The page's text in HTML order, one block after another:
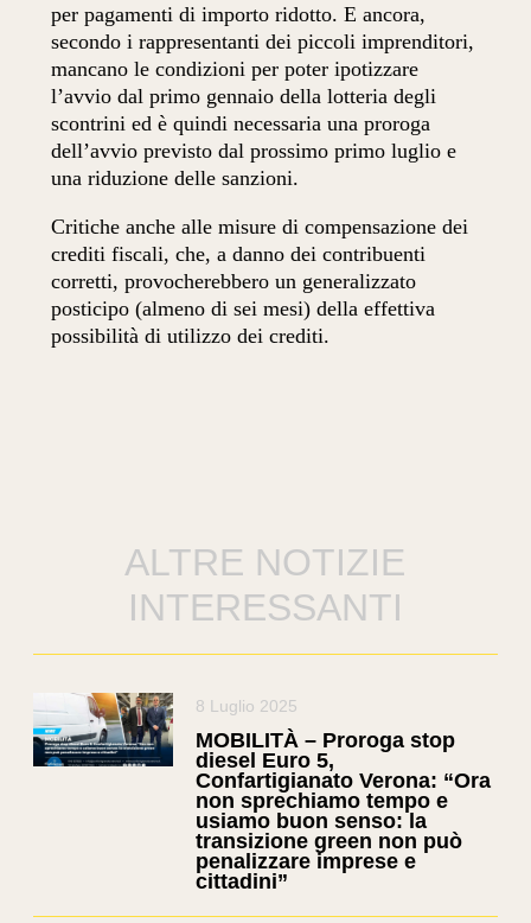
per pagamenti di importo ridotto. E ancora,
secondo i rappresentanti dei piccoli imprenditori,
mancano le condizioni per poter ipotizzare
l’avvio dal primo gennaio della lotteria degli
scontrini ed è quindi necessaria una proroga
dell’avvio previsto dal prossimo primo luglio e
una riduzione delle sanzioni.
Critiche anche alle misure di compensazione dei
crediti fiscali, che, a danno dei contribuenti
corretti, provocherebbero un generalizzato
posticipo (almeno di sei mesi) della effettiva
possibilità di utilizzo dei crediti.
ALTRE NOTIZIE
INTERESSANTI
8 Luglio 2025
MOBILITÀ – Proroga stop
diesel Euro 5,
Confartigianato Verona: “Ora
non sprechiamo tempo e
usiamo buon senso: la
transizione green non può
penalizzare imprese e
cittadini”